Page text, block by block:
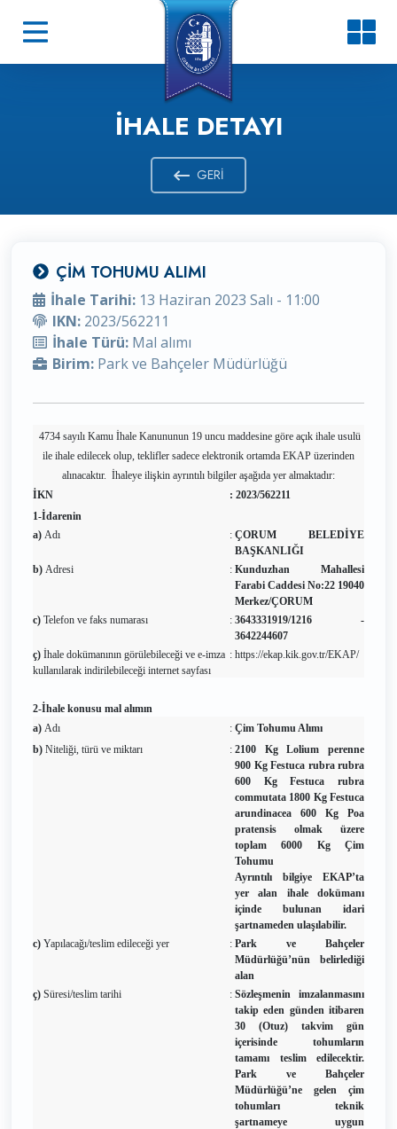
İHALE DETAYI
GERI
ÇİM TOHUMU ALIMI
İhale Tarihi: 13 Haziran 2023 Salı - 11:00
IKN: 2023/562211
İhale Türü: Mal alımı
Birim: Park ve Bahçeler Müdürlüğü
4734 sayılı Kamu İhale Kanununun 19 uncu maddesine göre açık ihale usulü
ile ihale edilecek olup, teklifler sadece elektronik ortamda EKAP üzerinden
alınacaktır. İhaleye ilişkin ayrıntılı bilgiler aşağıda yer almaktadır:
İKN
: 2023/562211
1-İdarenin
a) Adı : ÇORUM BELEDİYE
BAŞKANLIĞI
b) Adresi : Kunduzhan Mahallesi
Farabi Caddesi No:22 19040
Merkez/ÇORUM
c) Telefon ve faks numarası : 3643331919/1216 -
3642244607
ç) İhale dokümanının görülebileceği ve e-imza
kullanılarak indirilebileceği internet sayfası
: https://ekap.kik.gov.tr/EKAP/
2-İhale konusu mal alımın
a) Adı : Çim Tohumu Alımı
b) Niteliği, türü ve miktarı : 2100 Kg Lolium perenne
900 Kg Festuca rubra rubra
600 Kg Festuca rubra
commutata 1800 Kg Festuca
arundinacea 600 Kg Poa
pratensis olmak üzere
toplam 6000 Kg Çim
Tohumu
Ayrıntılı bilgiye EKAP’ta
yer alan ihale dokümanı
içinde bulunan idari
şartnameden ulaşılabilir.
c) Yapılacağı/teslim edileceği yer : Park ve Bahçeler
Müdürlüğü’nün belirlediği
alan
ç) Süresi/teslim tarihi : Sözleşmenin imzalanmasını
takip eden günden itibaren
30 (Otuz) takvim gün
içerisinde tohumların
tamamı teslim edilecektir.
Park ve Bahçeler
Müdürlüğü’ne gelen çim
tohumları teknik
şartnameye uygun